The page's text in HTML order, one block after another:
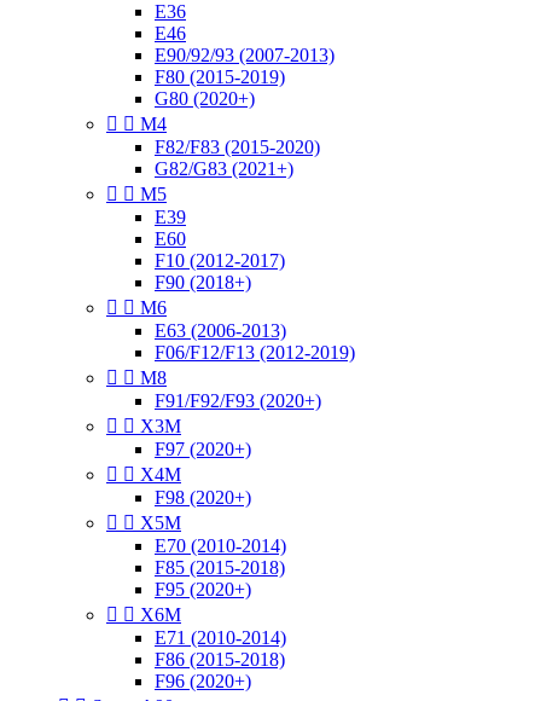
E36
E46
E90/92/93 (2007-2013)
F80 (2015-2019)
G80 (2020+)
  M4
F82/F83 (2015-2020)
G82/G83 (2021+)
  M5
E39
E60
F10 (2012-2017)
F90 (2018+)
  M6
E63 (2006-2013)
F06/F12/F13 (2012-2019)
  M8
F91/F92/F93 (2020+)
  X3M
F97 (2020+)
  X4M
F98 (2020+)
  X5M
E70 (2010-2014)
F85 (2015-2018)
F95 (2020+)
  X6M
E71 (2010-2014)
F86 (2015-2018)
F96 (2020+)